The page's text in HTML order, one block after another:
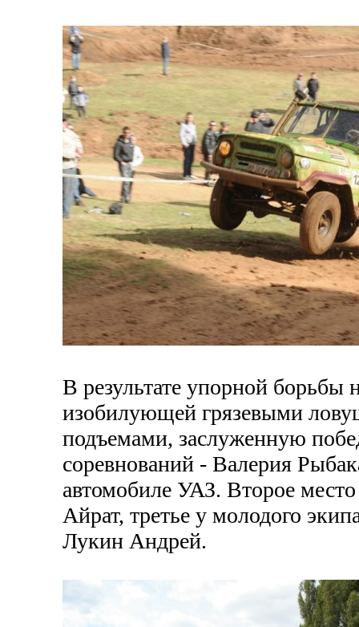
В результате упорной борьбы
изобилующей грязевыми
подъемами, заслуженную
соревнований - Валерия
автомобиле УАЗ. Второе
Айрат, третье у молодого
Лукин Андрей.